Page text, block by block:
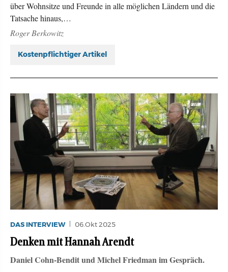
über Wohnsitze und Freunde in alle möglichen Ländern und die
Tatsache hinaus,…
Roger Berkowitz
Kostenpflichtiger Artikel
DAS INTERVIEW 06.Okt 2025
Denken mit Hannah Arendt
Daniel Cohn-Bendit und Michel Friedman im Gespräch.